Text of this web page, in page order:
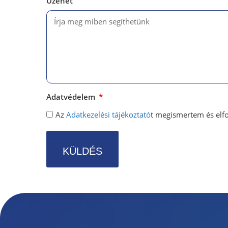
Adatvédelem
Az Adatkezelési tájékoztatót megismertem és
KÜLDÉS